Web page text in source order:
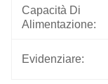
Capacità Di
Alimentazione:
Evidenziare: